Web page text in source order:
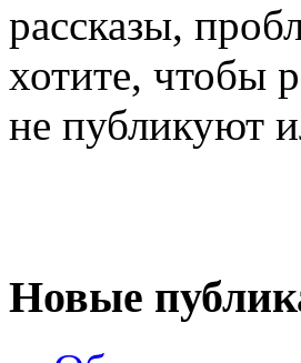
рассказы,
хотите, чтобы
не публикуют
Новые